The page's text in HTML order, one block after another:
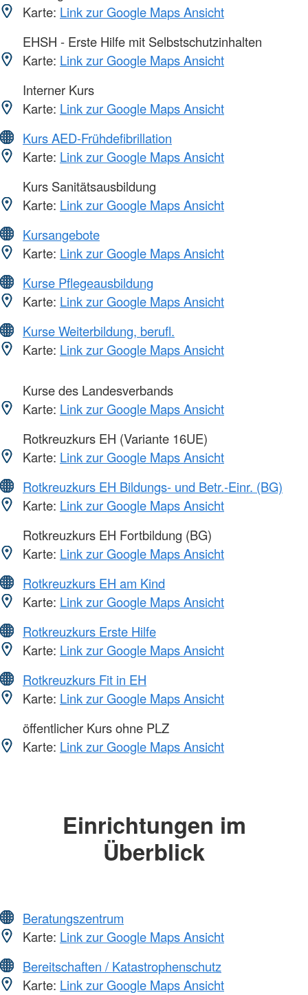
Karte: Link zur Google Maps Ansicht
EHSH - Erste Hilfe mit Selbstschutzinhalten
Karte: Link zur Google Maps Ansicht
Interner Kurs
Karte: Link zur Google Maps Ansicht
Kurs AED-Frühdefibrillation
Karte: Link zur Google Maps Ansicht
Kurs Sanitätsausbildung
Karte: Link zur Google Maps Ansicht
Kursangebote
Karte: Link zur Google Maps Ansicht
Kurse Pflegeausbildung
Karte: Link zur Google Maps Ansicht
Kurse Weiterbildung, berufl.
Karte: Link zur Google Maps Ansicht
Kurse des Landesverbands
Karte: Link zur Google Maps Ansicht
Rotkreuzkurs EH (Variante 16UE)
Karte: Link zur Google Maps Ansicht
Rotkreuzkurs EH Bildungs- und Betr.-Einr. (BG)
Karte: Link zur Google Maps Ansicht
Rotkreuzkurs EH Fortbildung (BG)
Karte: Link zur Google Maps Ansicht
Rotkreuzkurs EH am Kind
Karte: Link zur Google Maps Ansicht
Rotkreuzkurs Erste Hilfe
Karte: Link zur Google Maps Ansicht
Rotkreuzkurs Fit in EH
Karte: Link zur Google Maps Ansicht
öffentlicher Kurs ohne PLZ
Karte: Link zur Google Maps Ansicht
Einrichtungen im
Überblick
Beratungszentrum
Karte: Link zur Google Maps Ansicht
Bereitschaften / Katastrophenschutz
Karte: Link zur Google Maps Ansicht